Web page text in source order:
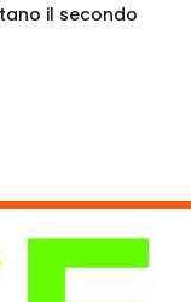
il secondo